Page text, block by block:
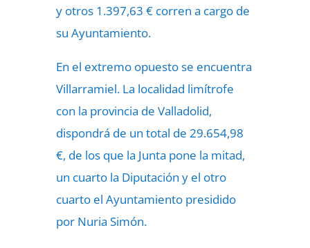
y otros 1.397,63 € corren a cargo de
su Ayuntamiento.
En el extremo opuesto se encuentra
Villarramiel. La localidad limítrofe
con la provincia de Valladolid,
dispondrá de un total de 29.654,98
€, de los que la Junta pone la mitad,
un cuarto la Diputación y el otro
cuarto el Ayuntamiento presidido
por Nuria Simón.